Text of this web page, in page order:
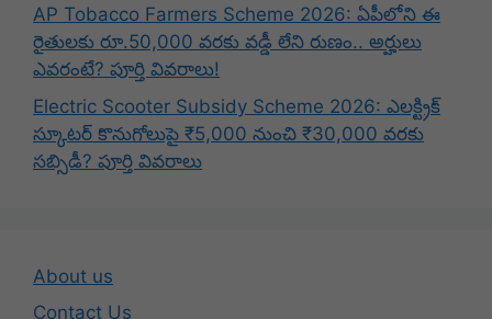
AP Tobacco Farmers Scheme 2026: ఏపీలోని ఈ
రైతులకు రూ.50,000 వరకు వడ్డీ లేని రుణం.. అర్హులు
ఎవరంటే? పూర్తి వివరాలు!
Electric Scooter Subsidy Scheme 2026: ఎలక్ట్రిక్
స్కూటర్ కొనుగోలుపై ₹5,000 నుంచి ₹30,000 వరకు
సబ్సిడీ? పూర్తి వివరాలు
About us
Contact Us